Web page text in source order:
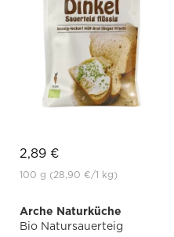
2,89 €
100 g (28,90 €/1 kg)
Arche Naturküche
Bio Natursauerteig